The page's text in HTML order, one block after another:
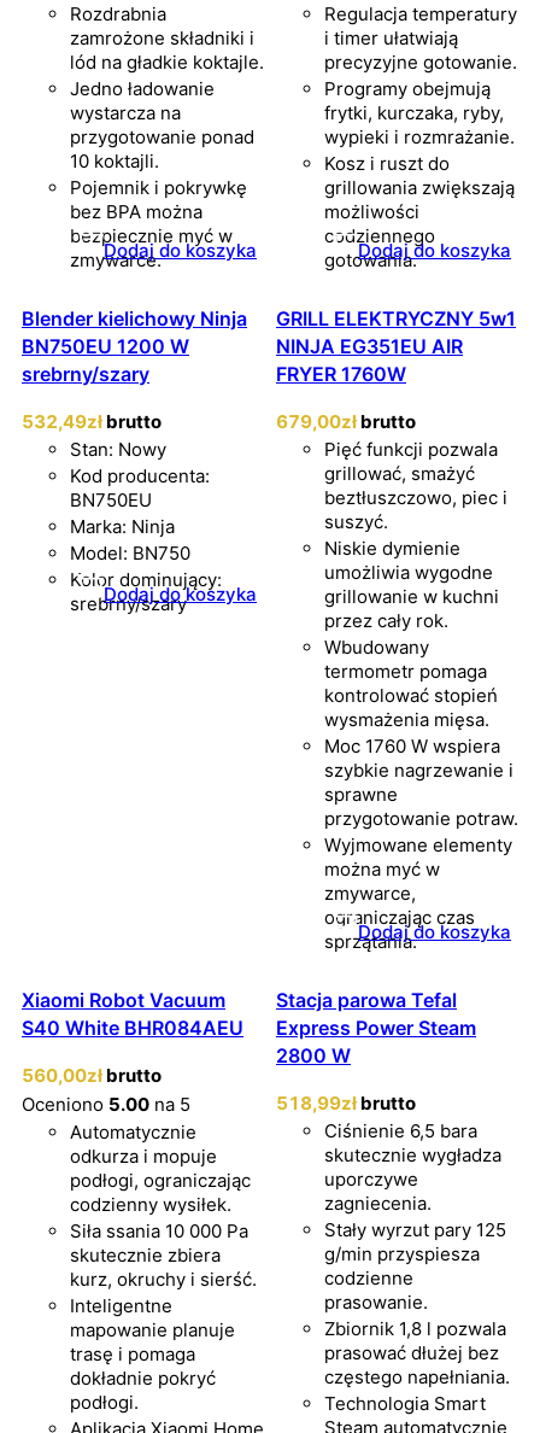
Rozdrabnia
zamrożone składniki i
lód na gładkie koktajle.
Jedno ładowanie
wystarcza na
przygotowanie ponad
10 koktajli.
Pojemnik i pokrywkę
bez BPA można
bezpiecznie myć w
zmywarce.
Dodaj do koszyka
Regulacja temperatury
i timer ułatwiają
precyzyjne gotowanie.
Programy obejmują
frytki, kurczaka, ryby,
wypieki i rozmrażanie.
Kosz i ruszt do
grillowania zwiększają
możliwości
codziennego
gotowania.
Dodaj do koszyka
Blender kielichowy Ninja
BN750EU 1200 W
srebrny/szary
532,49zł brutto
Stan: Nowy
Kod producenta:
BN750EU
Marka: Ninja
Model: BN750
Kolor dominujący:
srebrny/szary
Dodaj do koszyka
GRILL ELEKTRYCZNY 5w1
NINJA EG351EU AIR
FRYER 1760W
679,00zł brutto
Pięć funkcji pozwala
grillować, smażyć
beztłuszczowo, piec i
suszyć.
Niskie dymienie
umożliwia wygodne
grillowanie w kuchni
przez cały rok.
Wbudowany
termometr pomaga
kontrolować stopień
wysmażenia mięsa.
Moc 1760 W wspiera
szybkie nagrzewanie i
sprawne
przygotowanie potraw.
Wyjmowane elementy
można myć w
zmywarce,
ograniczając czas
sprzątania.
Dodaj do koszyka
Xiaomi Robot Vacuum
S40 White BHR084AEU
560,00zł brutto
Oceniono 5.00 na 5
Automatycznie
odkurza i mopuje
podłogi, ograniczając
codzienny wysiłek.
Siła ssania 10 000 Pa
skutecznie zbiera
kurz, okruchy i sierść.
Inteligentne
mapowanie planuje
trasę i pomaga
dokładnie pokryć
podłogi.
Stacja parowa Tefal
Express Power Steam
2800 W
518,99zł brutto
Ciśnienie 6,5 bara
skutecznie wygładza
uporczywe
zagniecenia.
Stały wyrzut pary 125
g/min przyspiesza
codzienne
prasowanie.
Zbiornik 1,8 l pozwala
prasować dłużej bez
częstego napełniania.
Technologia Smart
Steam automatycznie